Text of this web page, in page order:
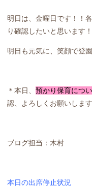
明日は、金曜日です！！
り確認したいと思います！
明日も元気に、笑顔で登
＊本日、 預かり保育につ
認、よろしくお願いします
ブログ担当：木村
本日の出席停止状況